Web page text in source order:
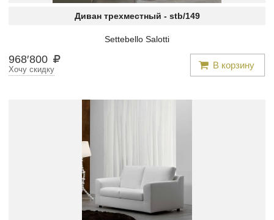
Диван трехместный - stb/149
Settebello Salotti
968′800 В корзину
Хочу скидку